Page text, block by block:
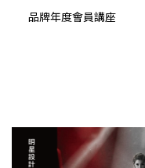
品牌年度會員講座